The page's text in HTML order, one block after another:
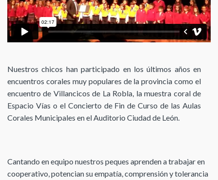
Nuestros chicos han participado en los últimos años en
encuentros corales muy populares de la provincia como el
encuentro de Villancicos de La Robla, la muestra coral de
Espacio Vías o el Concierto de Fin de Curso de las Aulas
Corales Municipales en el Auditorio Ciudad de León.
Cantando en equipo nuestros peques aprenden a trabajar en
cooperativo, potencian su empatía, comprensión y tolerancia